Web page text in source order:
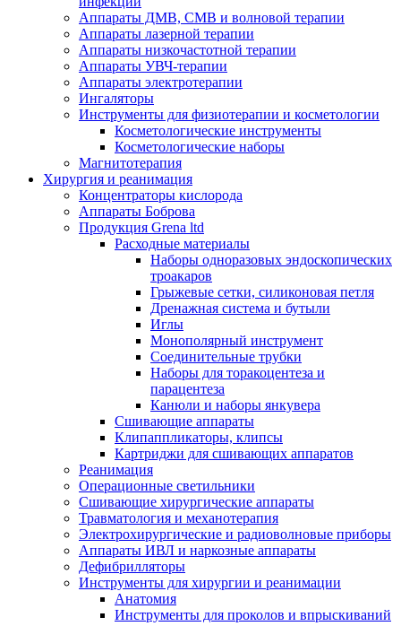
Аппараты ДМВ, СМВ и волновой терапии
Аппараты лазерной терапии
Аппараты низкочастотной терапии
Аппараты УВЧ-терапии
Аппараты электротерапии
Ингаляторы
Инструменты для физиотерапии и косметологии
Косметологические инструменты
Косметологические наборы
Магнитотерапия
Хирургия и реанимация
Концентраторы кислорода
Аппараты Боброва
Продукция Grena ltd
Расходные материалы
Наборы одноразовых эндоскопических
троакаров
Грыжевые сетки, силиконовая петля
Дренажная система и бутыли
Иглы
Монополярный инструмент
Соединительные трубки
Наборы для торакоцентеза и
парацентеза
Канюли и наборы янкувера
Сшивающие аппараты
Клипаппликаторы, клипсы
Картриджи для сшивающих аппаратов
Реанимация
Операционные светильники
Сшивающие хирургические аппараты
Травматология и механотерапия
Электрохирургические и радиоволновые приборы
Аппараты ИВЛ и наркозные аппараты
Дефибрилляторы
Инструменты для хирургии и реанимации
Анатомия
Инструменты для проколов и впрыскиваний